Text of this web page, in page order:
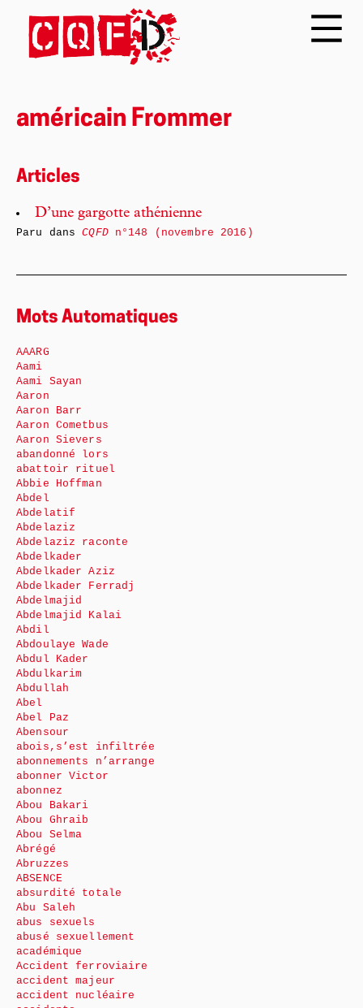
américain Frommer
Articles
D’une gargotte athénienne
Paru dansCQFDn°148 (novembre 2016)
Mots Automatiques
AAARG
Aami
Aami Sayan
Aaron
Aaron Barr
Aaron Cometbus
Aaron Sievers
abandonné lors
abattoir rituel
Abbie Hoffman
Abdel
Abdelatif
Abdelaziz
Abdelaziz raconte
Abdelkader
Abdelkader Aziz
Abdelkader Ferradj
Abdelmajid
Abdelmajid Kalai
Abdil
Abdoulaye Wade
Abdul Kader
Abdulkarim
Abdullah
Abel
Abel Paz
Abensour
abois,s’est infiltrée
abonnements n’arrange
abonner Victor
abonnez
Abou Bakari
Abou Ghraib
Abou Selma
Abrégé
Abruzzes
ABSENCE
absurdité totale
Abu Saleh
abus sexuels
abusé sexuellement
académique
Accident ferroviaire
accident majeur
accident nucléaire